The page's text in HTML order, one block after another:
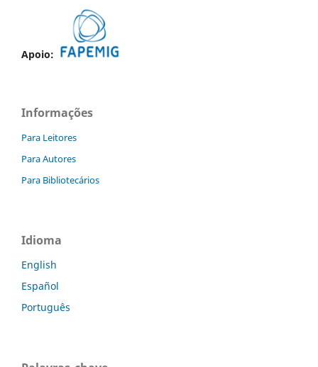
Apoio:
Informações
Para Leitores
Para Autores
Para Bibliotecários
Idioma
English
Español
Português